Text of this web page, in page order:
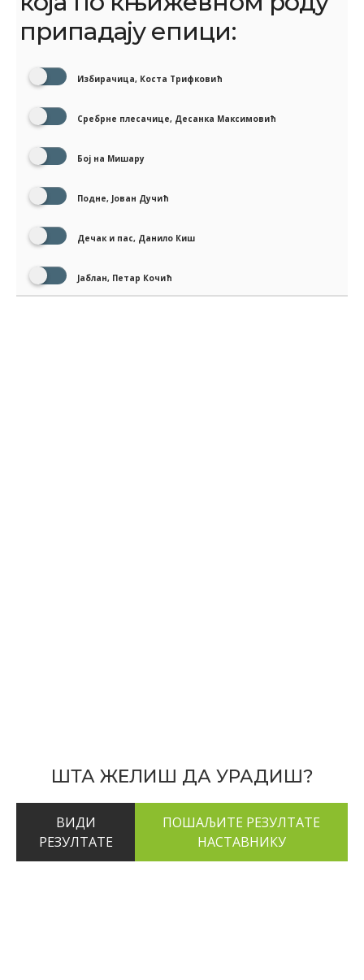
припадају епици:
Избирачица, Коста Трифковић
Сребрне плесачице, Десанка Максимовић
Бој на Мишару
Подне, Јован Дучић
Дечак и пас, Данило Киш
Јаблан, Петар Кочић
ШТА ЖЕЛИШ ДА УРАДИШ?
ВИДИ
РЕЗУЛТАТЕ